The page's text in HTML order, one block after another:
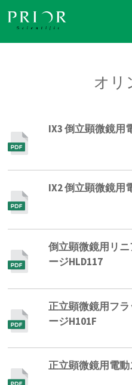
Skip
content
オリ
IX3 倒立顕微鏡用
IX2 倒立顕微鏡用
倒立顕微鏡用リ
ージHLD117
正立顕微鏡用フ
ージH101F
正立顕微鏡用電